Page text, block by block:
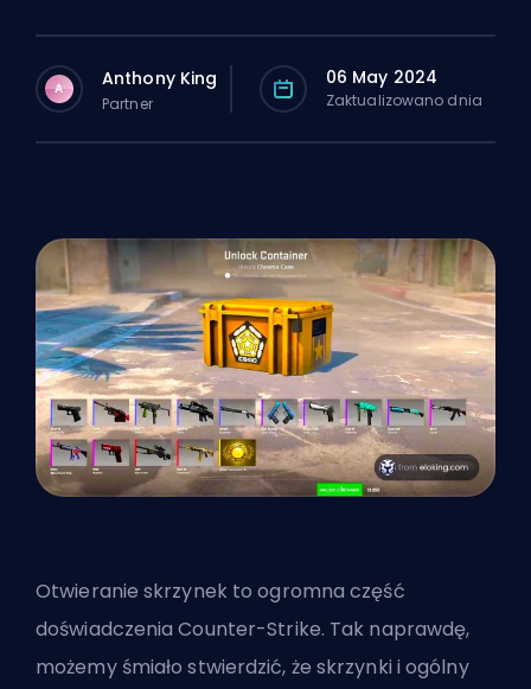
A Anthony King
Partner
06 May 2024
Zaktualizowano dnia
Otwieranie skrzynek to ogromna część
doświadczenia Counter-Strike. Tak naprawdę,
możemy śmiało stwierdzić, że skrzynki i ogólny